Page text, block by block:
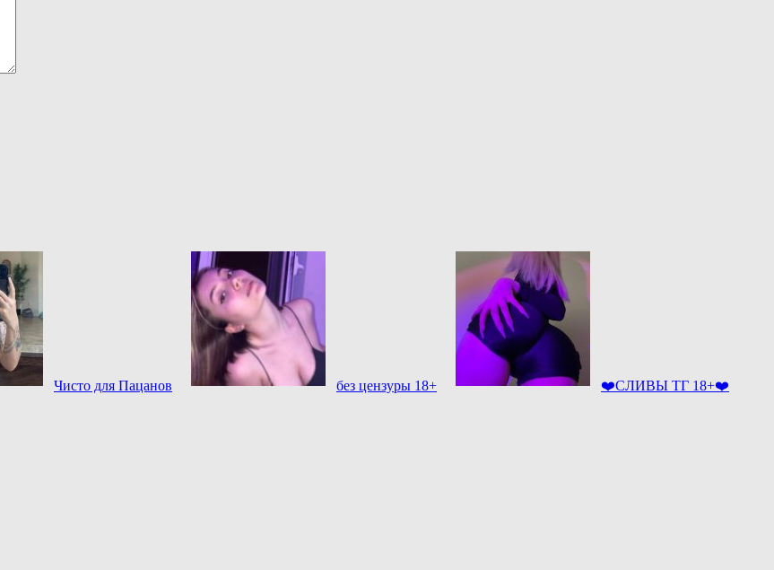
Чисто для Пацанов без цензуры 18+ ❤️СЛИВЫ ТГ 18+❤️